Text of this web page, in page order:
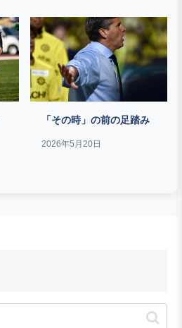
「その時」の前の足踏み
2026年5月20日